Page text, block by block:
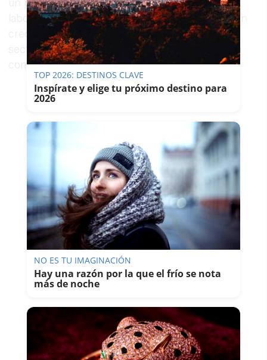
un progresivo deterioro de las condiciones
laborales y de la calidad del servicio, así como un
creciente malestar entre las trabajadoras del
sector, que atienden a miles de niños en toda la
comunidad".
TOP 2026: DESTINOS CLAVE
Inspírate y elige tu próximo destino para
2026
NO ES TU IMAGINACIÓN
Hay una razón por la que el frío se nota
más de noche